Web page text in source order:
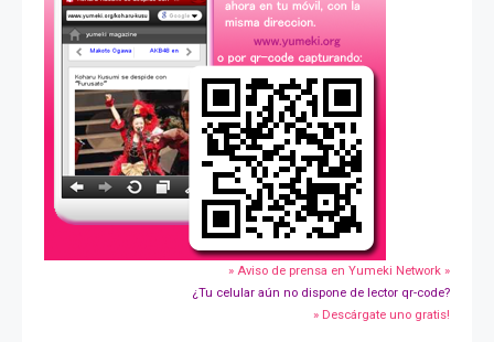
» Aviso de prensa en Yumeki Network »
¿Tu celular aún no dispone de lector qr-code?
» Descárgate uno gratis!